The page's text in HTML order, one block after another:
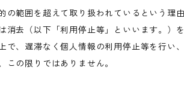
範囲を超えて取り扱われているという理
去（以下「利用停止等」といいます。）
、遅滞なく個人情報の利用停止等を行い
の限りではありません。